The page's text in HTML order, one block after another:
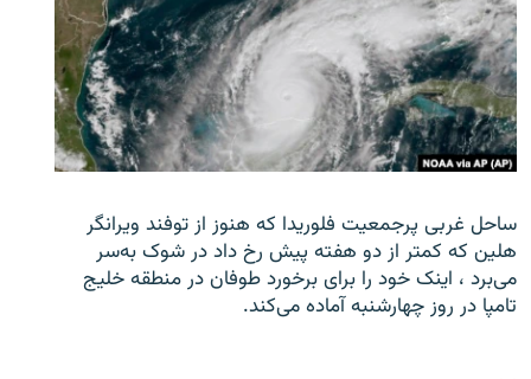
ساحل غربی پرجمعیت فلوریدا که هنوز از توفند ویرانگر
هلین که کمتر از دو هفته پیش رخ داد در شوک به‌سر
می‌برد ، اینک خود را برای برخورد طوفان در منطقه خلیج
تامپا در روز چهارشنبه آماده می‌کند.